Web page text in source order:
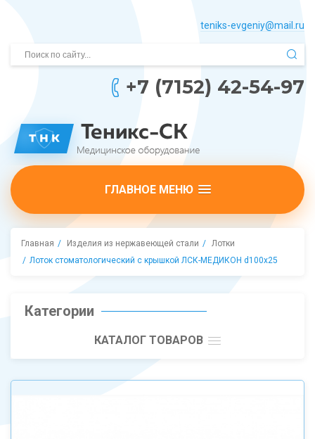
teniks-evgeniy@mail.­ru
+7 (7152) 42-54-97
ГЛАВНОЕ МЕНЮ
Главная Изделия из нержавеющей стали
Лотки
Лоток стоматологический с крышкой ЛСК-МЕДИКОН d100х25
Категории
КАТАЛОГ ТОВАРОВ